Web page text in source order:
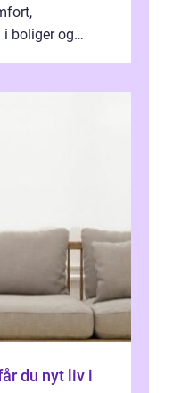
i boliger og
du nyt liv i